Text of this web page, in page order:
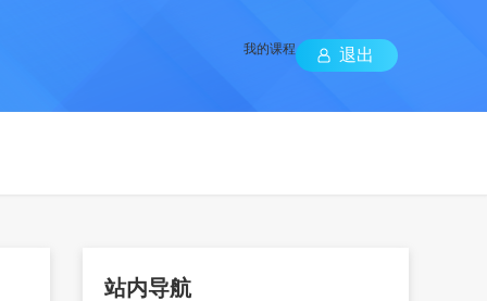
退出
我的课程
站内导航